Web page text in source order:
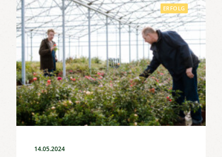
ERFOLG
14.05.2024